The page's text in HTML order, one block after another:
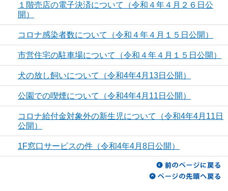
１階売店の電子決済について（令和４年４月２６日公
開）
コロナ感染者数について（令和４年４月１５日公開）
市営住宅の駐車場について（令和４年４月１５日公開）
犬の放し飼いについて（令和4年4月13日公開）
公園での喫煙について（令和4年4月11日公開）
コロナ給付金対象外の新生児について（令和4年4月11日
公開）
1F窓口サービスの件（令和4年4月8日公開）